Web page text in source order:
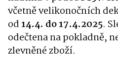
včetně velikonočních
od 14.4. do 17.4.2025.
odečtena na pokladně,
zlevněné zboží.